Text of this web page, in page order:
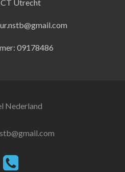
Utrecht
09178486
Nederland